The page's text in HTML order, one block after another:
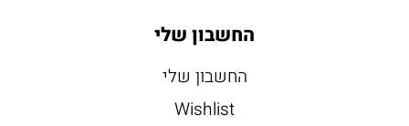
החשבון שלי
החשבון שלי
Wishlist